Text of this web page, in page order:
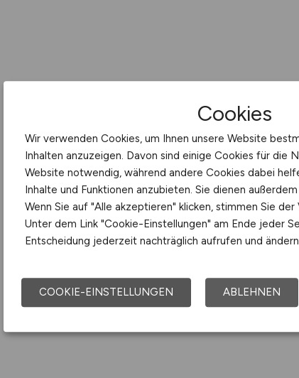
Cookies
Wir verwenden Cookies, um Ihnen unsere Website
Inhalten anzuzeigen. Davon sind einige Cookies für die
Website notwendig, während andere Cookies dabei
Inhalte und Funktionen anzubieten. Sie dienen
Wenn Sie auf "Alle akzeptieren" klicken, stimmen Sie
Unter dem Link "Cookie-Einstellungen" am Ende jeder
Entscheidung jederzeit nachträglich aufrufen und
COOKIE-EINSTELLUNGEN ABLEHNEN